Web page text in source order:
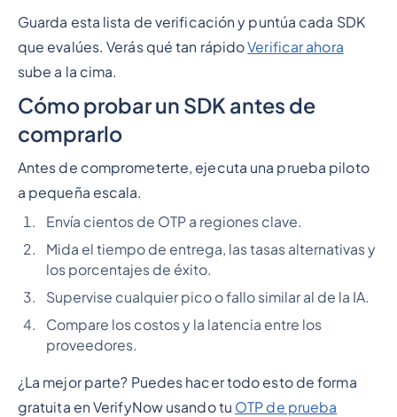
Guarda esta lista de verificación y puntúa cada SDK
que evalúes. Verás qué tan rápidoVerificar ahora
sube a la cima.
Cómo probar un SDK antes de
comprarlo
Antes de comprometerte, ejecuta una prueba piloto
a pequeña escala.
Envía cientos de OTP a regiones clave.
Mida el tiempo de entrega, las tasas alternativas y
los porcentajes de éxito.
Supervise cualquier pico o fallo similar al de la IA.
Compare los costos y la latencia entre los
proveedores.
¿La mejor parte? Puedes hacer todo esto de forma
gratuita en VerifyNow usando tu OTP de prueba